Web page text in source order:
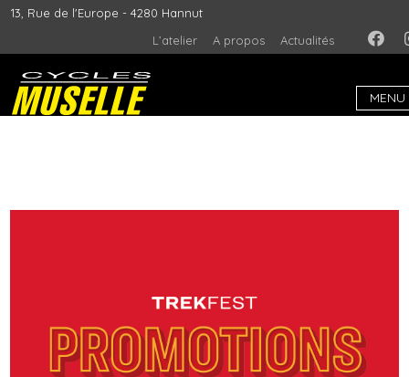
13, Rue de l'Europe - 4280 Hannut
L’atelier
A propos Actualités
MENU